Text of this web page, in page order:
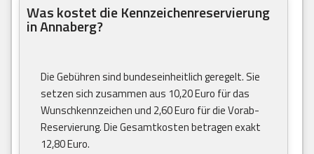
Was kostet die Kennzeichenreservierung
in Annaberg?
Die Gebühren sind bundeseinheitlich geregelt. Sie
setzen sich zusammen aus 10,20 Euro für das
Wunschkennzeichen und 2,60 Euro für die Vorab-
Reservierung. Die Gesamtkosten betragen exakt
12,80 Euro.